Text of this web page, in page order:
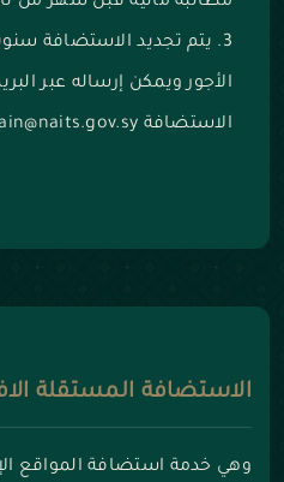
يتم تجديد الاستضافة
الأجور ويمكن إرساله عبر
الاستضافة domain@naits.gov.sy.
الاستضافة المستقلة
وهي خدمة استضافة المواقع